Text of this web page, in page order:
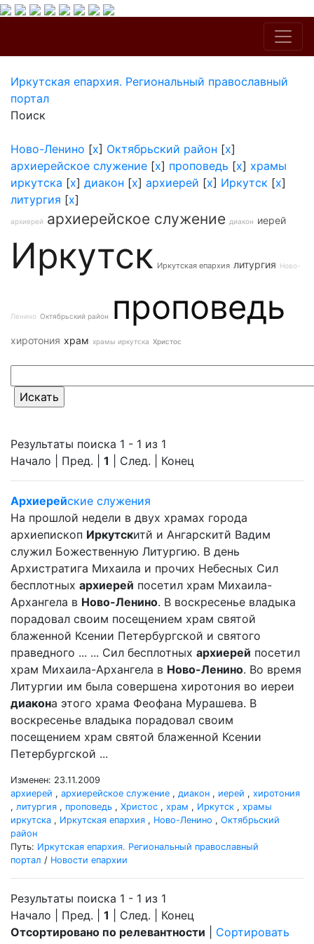
Иркутская епархия. Региональный православный
портал
Поиск
Ново-Ленино [x] Октябрьский район [x]
архиерейское служение [x] проповедь [x] храмы
иркутска [x] диакон [x] архиерей [x] Иркутск [x]
литургия [x]
архиерей архиерейское служение диакон иерей
Иркутск Иркутская епархия литургия Ново-
Ленино Октябрьский район проповедь
хиротония храм храмы иркутска Христос
Результаты поиска 1 - 1 из 1
Начало | Пред. | 1 | След. | Конец
Архиерейские служения
На прошлой недели в двух храмах города
архиепископ Иркутскитй и Ангарскитй Вадим
служил Божественную Литургию. В день
Архистратига Михаила и прочих Небесных Сил
бесплотных архиерей посетил храм Михаила-
Архангела в Ново-Ленино. В воскресенье владыка
порадовал своим посещением храм святой
блаженной Ксении Петербургской и святого
праведного ... ... Сил бесплотных архиерей посетил
храм Михаила-Архангела в Ново-Ленино. Во время
Литургии им была совершена хиротония во иереи
диакона этого храма Феофана Мурашева. В
воскресенье владыка порадовал своим
посещением храм святой блаженной Ксении
Петербургской ...
Изменен: 23.11.2009
архиерей , архиерейское служение , диакон , иерей , хиротония
, литургия , проповедь , Христос , храм , Иркутск , храмы
иркутска , Иркутская епархия , Ново-Ленино , Октябрьский
район
Путь: Иркутская епархия. Региональный православный
портал / Новости епархии
Результаты поиска 1 - 1 из 1
Начало | Пред. | 1 | След. | Конец
Отсортировано по релевантности
Сортировать